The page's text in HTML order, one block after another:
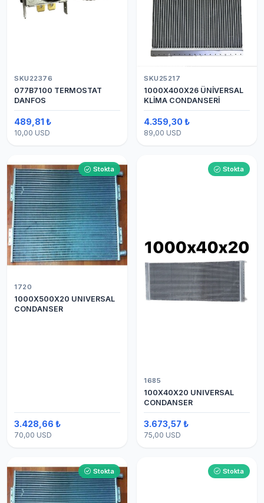
SKU22376
077B7100 TERMOSTAT
DANFOS
489,81 ₺
10,00 USD
SKU25217
1000X400X26 ÜNİVERSAL
KLİMA CONDANSERİ
4.359,30 ₺
89,00 USD
Stokta
1720
1000X500X20 UNIVERSAL
CONDANSER
3.428,66 ₺
70,00 USD
Stokta
1685
100X40X20 UNIVERSAL
CONDANSER
3.673,57 ₺
75,00 USD
Stokta Stokta